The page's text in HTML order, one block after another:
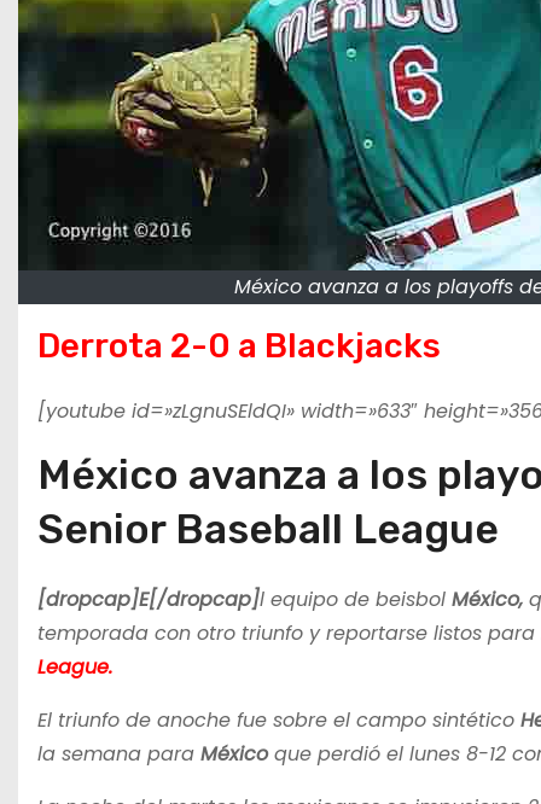
México avanza a los playoffs
Derrota 2-0 a Blackjacks
[youtube id=»zLgnuSEldQI» width=»633″
México avanza a los
Senior Baseball League
[dropcap]E[/dropcap]l equipo de beisbol México,
temporada con otro triunfo y reportarse listos
League.
El triunfo de anoche fue sobre el campo sintético
la semana para Méxicoque perdió el lunes 8-12